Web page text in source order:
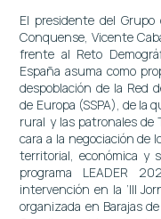
El presidente del Grupo
Conquense, Vicente
frente al Reto
España asuma como
despoblación de la Red
de Europa (SSPA), de la
rural y las patronales de
cara a la negociación de
territorial, económica y
programa LEADER
intervención en la ‘III
organizada en Barajas